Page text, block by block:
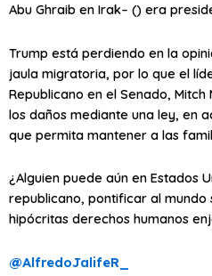
Abu Ghraib en Irak– () era
Trump está perdiendo en la
jaula migratoria, por lo que el
Republicano en el Senado,
los daños mediante una ley, en
que permita mantener a las
¿Alguien puede aún en Estados
republicano, pontificar al mundo
hipócritas derechos humanos
@AlfredoJalifeR_